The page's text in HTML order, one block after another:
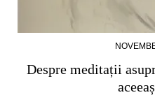
Despre meditații